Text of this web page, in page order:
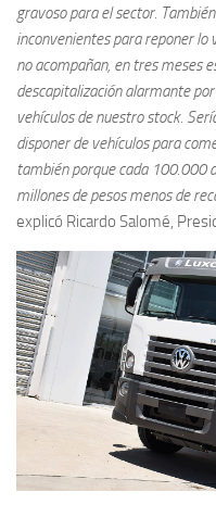
gravoso para el sector.
inconvenientes para reponer lo
no acompañan, en tres meses
descapitalización alarmante
vehículos de nuestro stock.
disponer de vehículos para
también porque cada 100.000
millones de pesos menos de
explicó Ricardo Salomé,